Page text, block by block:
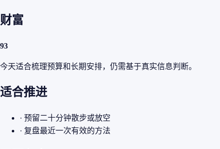
财富
93
今天适合梳理预算和长期安排，仍需基于真实信息判断。
适合推进
· 预留二十分钟散步或放空
· 复盘最近一次有效的方法